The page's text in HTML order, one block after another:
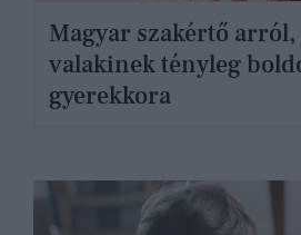
Magyar szakértő
valakinek tényleg
gyerekkora